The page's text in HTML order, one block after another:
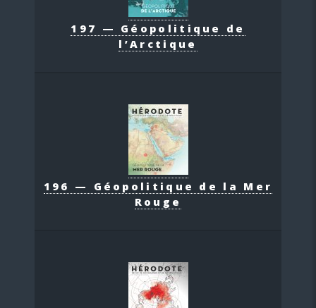
197 — Géopolitique de
l’Arctique
196 — Géopolitique de la Mer
Rouge